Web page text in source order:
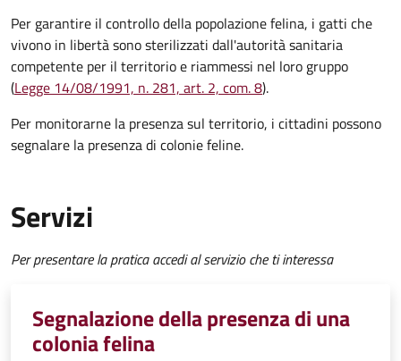
Per garantire il controllo della popolazione felina, i gatti che
vivono in libertà sono sterilizzati dall'autorità sanitaria
competente per il territorio e riammessi nel loro gruppo
(Legge 14/08/1991, n. 281, art. 2, com. 8).
Per monitorarne la presenza sul territorio, i cittadini possono
segnalare la presenza di colonie feline.
Servizi
Per presentare la pratica accedi al servizio che ti interessa
Segnalazione della presenza di una
colonia felina